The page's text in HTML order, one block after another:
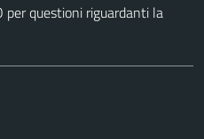
per questioni riguardanti la